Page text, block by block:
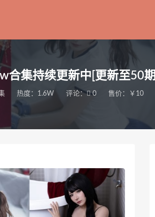
合集持续更新中[更新至50期]
热度：1.6W 评论： 0 售价：￥10